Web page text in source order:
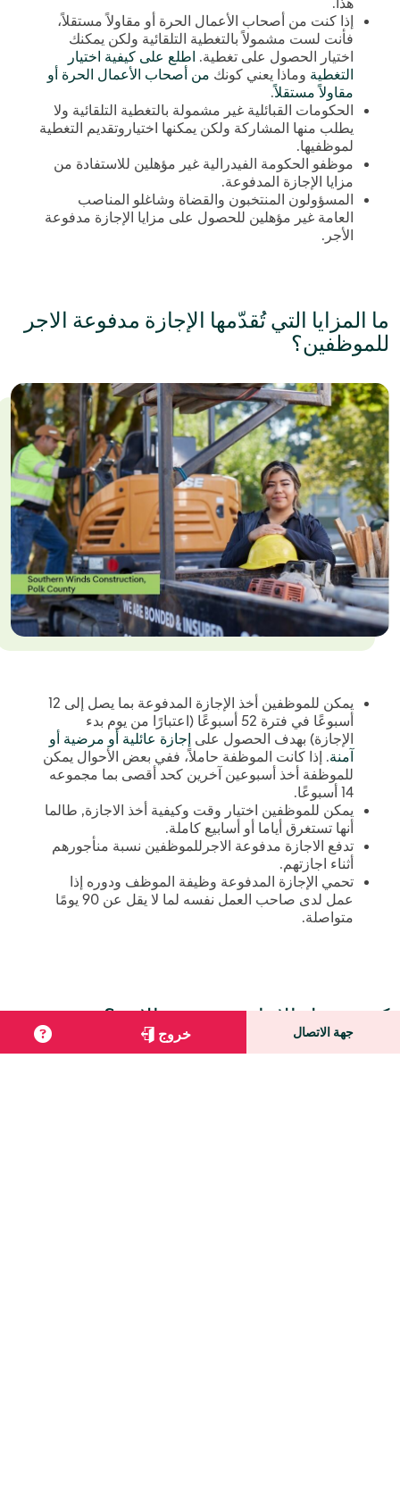
جهة الاتصال خروج
إذا كنت من أصحاب الأعمال الحرة أو مقاولاً مستقلاً،
فأنت لست مشمولاً بالتغطية التلقائية ولكن يمكنك
اختيار الحصول على تغطية. اطلع على كيفية اختيار
التغطية وماذا يعني كونك من أصحاب الأعمال الحرة أو
مقاولاً مستقلاً.
الحكومات القبائلية غير مشمولة بالتغطية التلقائية ولا
يطلب منها المشاركة ولكن يمكنها اختياروتقديم التغطية
لموظفيها.
موظفو الحكومة الفيدرالية غير مؤهلين للاستفادة من
مزايا الإجازة المدفوعة.
المسؤولون المنتخبون والقضاة وشاغلو المناصب
العامة غير مؤهلين للحصول على مزايا الإجازة مدفوعة
الأجر.
ما المزايا التي تُقدّمها الإجازة مدفوعة الاجر
للموظفين؟
يمكن للموظفين أخذ الإجازة المدفوعة بما يصل إلى 12
أسبوعًا في فترة 52 أسبوعًا (اعتبارًا من يوم بدء
الإجازة) بهدف الحصول على إجازة عائلية أو مرضية أو
آمنة. إذا كانت الموظفة حاملاً، ففي بعض الأحوال يمكن
للموظفة أخذ أسبوعين آخرين كحد أقصى بما مجموعه
14 أسبوعًا.
يمكن للموظفين اختيار وقت وكيفية أخذ الاجازة, طالما
أنها تستغرق أياما أو أسابيع كاملة.
تدفع الاجازة مدفوعة الاجرللموظفين نسبة منأجورهم
أثناء اجازتهم.
تحمي الإجازة المدفوعة وظيفة الموظف ودوره إذا
عمل لدى صاحب العمل نفسه لما لا يقل عن 90 يومًا
متواصلة.
كيف تعمل الإجازة مدفوعة الاجر؟